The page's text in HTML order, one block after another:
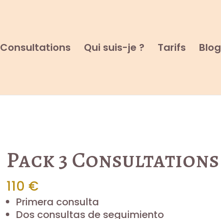
Consultations Qui suis-je ? Tarifs Blog
Pack 3 Consultations
110 €
Primera consulta
Dos consultas de seguimiento